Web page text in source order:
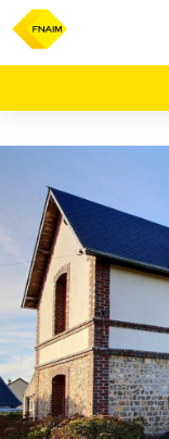
MAISON
NORMANDIE
EURE
(27)
PONT
AUDEMER
(27500)